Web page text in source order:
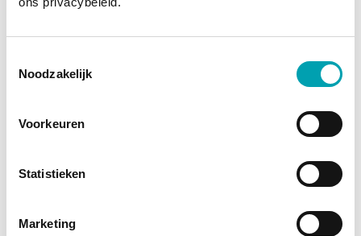
Noodzakelijk
Voorkeuren
Statistieken
Marketing
Pourquoi les produits
Benecol sont-ils si chers ?
L’ester de stanol végétal
contenu dans les produits